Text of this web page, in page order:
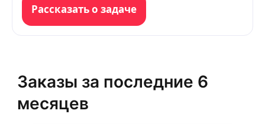
Рассказать о задаче
Заказы за последние 6
месяцев